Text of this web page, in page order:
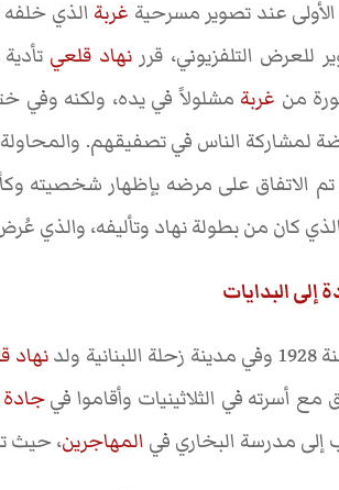
عند تصوير مسرحية غربة الذي خلفه
للعرض التلفزيوني، قررنهاد قلعي
من غربة مشلولاً في يده، ولكنه وفي
لمشاركة الناس في تصفيقهم. والمحاولة
الاتفاق على مرضه بإظهار شخصيته
كان من بطولة نهاد وتأليفه، والذي
إلى البدايات
ولد نهاد
أسرته في الثلاثينيات وأقاموا في
إلى مدرسة البخاري في المهاجرين، حيث